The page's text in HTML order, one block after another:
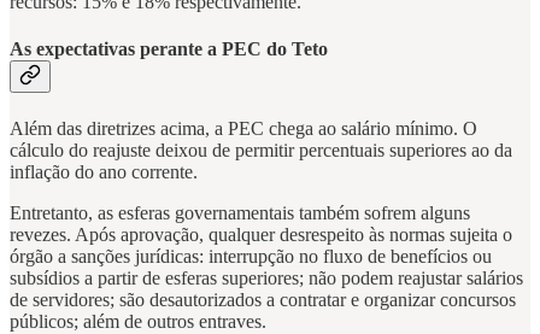
As expectativas perante a PEC do Teto
Além das diretrizes acima, a PEC chega ao salário mínimo. O
cálculo do reajuste deixou de permitir percentuais superiores ao da
inflação do ano corrente.
Entretanto, as esferas governamentais também sofrem alguns
revezes. Após aprovação, qualquer desrespeito às normas sujeita o
órgão a sanções jurídicas: interrupção no fluxo de benefícios ou
subsídios a partir de esferas superiores; não podem reajustar salários
de servidores; são desautorizados a contratar e organizar concursos
públicos; além de outros entraves.